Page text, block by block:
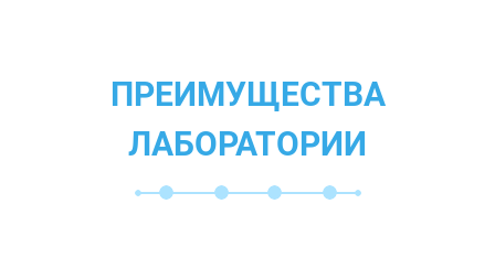
ПРЕИМУЩЕСТВА
ЛАБОРАТОРИИ